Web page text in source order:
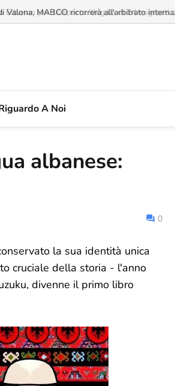
MABCO ricorrerà all'arbitrato
A Noi
albanese:
0
la sua identità unica
cruciale della storia - l'anno
divenne il primo libro